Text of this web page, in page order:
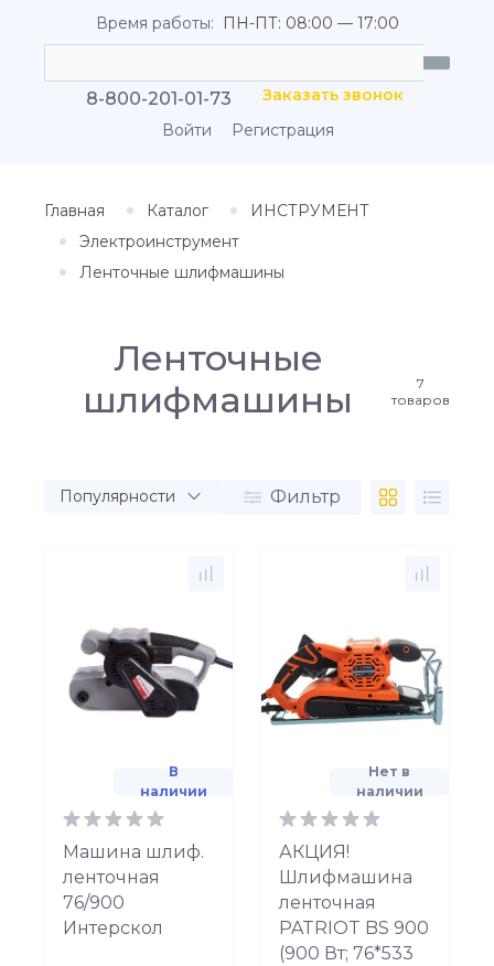
Время работы: ПН-ПТ: 08:00 — 17:00
8-800-201-01-73
Заказать звонок
Войти
Регистрация
Главная Каталог
ИНСТРУМЕНТ
Электроинструмент
Ленточные шлифмашины
Ленточные
шлифмашины
7
товаров
Фильтр
В
наличии
Машина шлиф.
ленточная
76/900
Интерскол
Нет в
наличии
АКЦИЯ!
Шлифмашина
ленточная
PATRIOT BS 900
(900 Вт; 76*533